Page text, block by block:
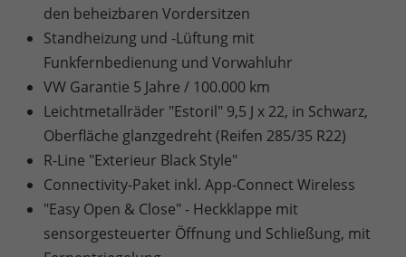
den beheizbaren Vordersitzen
Standheizung und -Lüftung mit
Funkfernbedienung und Vorwahluhr
VW Garantie 5 Jahre / 100.000 km
Leichtmetallräder "Estoril" 9,5 J x 22, in Schwarz,
Oberfläche glanzgedreht (Reifen 285/35 R22)
R-Line "Exterieur Black Style"
Connectivity-Paket inkl. App-Connect Wireless
"Easy Open & Close" - Heckklappe mit
sensorgesteuerter Öffnung und Schließung, mit